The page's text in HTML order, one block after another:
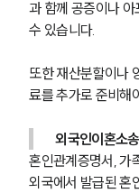
과 함께 공증이나
수 있습니다.
또한 재산분할이나
료를 추가로 준비해
외국인이혼소
혼인관계증명서, 가
외국에서 발급된 혼